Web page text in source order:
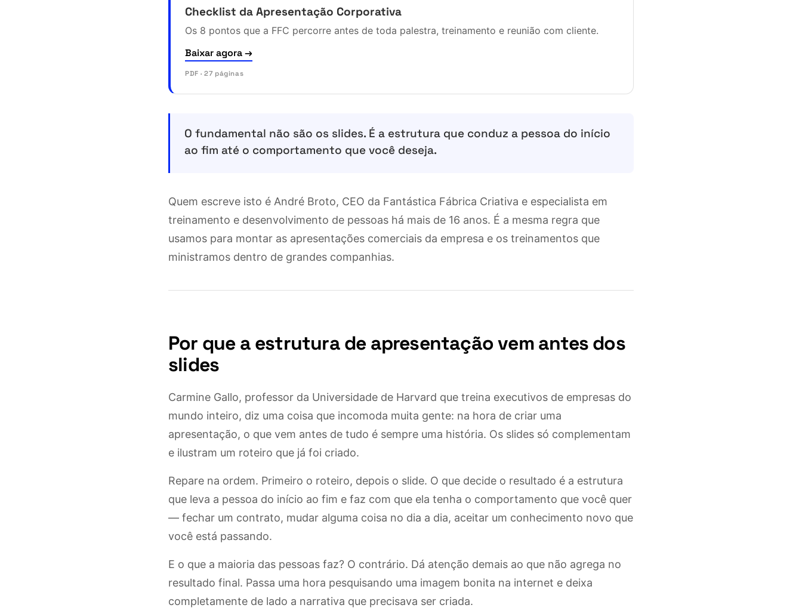
Checklist da Apresentação Corporativa
Os 8 pontos que a FFC percorre antes de toda palestra, treinamento e reunião com cliente.
Baixar agora →
PDF · 27 páginas
O fundamental não são os slides. É a estrutura que conduz a pessoa do início
ao fim até o comportamento que você deseja.
Quem escreve isto é André Broto, CEO da Fantástica Fábrica Criativa e especialista em
treinamento e desenvolvimento de pessoas há mais de 16 anos. É a mesma regra que
usamos para montar as apresentações comerciais da empresa e os treinamentos que
ministramos dentro de grandes companhias.
Por que a estrutura de apresentação vem antes dos
slides
Carmine Gallo, professor da Universidade de Harvard que treina executivos de empresas do
mundo inteiro, diz uma coisa que incomoda muita gente: na hora de criar uma
apresentação, o que vem antes de tudo é sempre uma história. Os slides só complementam
e ilustram um roteiro que já foi criado.
Repare na ordem. Primeiro o roteiro, depois o slide. O que decide o resultado é a estrutura
que leva a pessoa do início ao fim e faz com que ela tenha o comportamento que você quer
— fechar um contrato, mudar alguma coisa no dia a dia, aceitar um conhecimento novo que
você está passando.
E o que a maioria das pessoas faz? O contrário. Dá atenção demais ao que não agrega no
resultado final. Passa uma hora pesquisando uma imagem bonita na internet e deixa
completamente de lado a narrativa que precisava ser criada.